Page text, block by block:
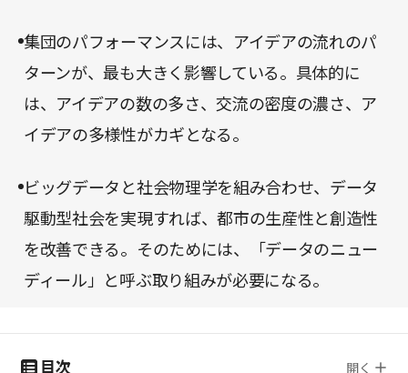
集団のパフォーマンスには、アイデアの流れのパ
ターンが、最も大きく影響している。具体的に
は、アイデアの数の多さ、交流の密度の濃さ、ア
イデアの多様性がカギとなる。
ビッグデータと社会物理学を組み合わせ、データ
駆動型社会を実現すれば、都市の生産性と創造性
を改善できる。そのためには、「データのニュー
ディール」と呼ぶ取り組みが必要になる。
目次 開く